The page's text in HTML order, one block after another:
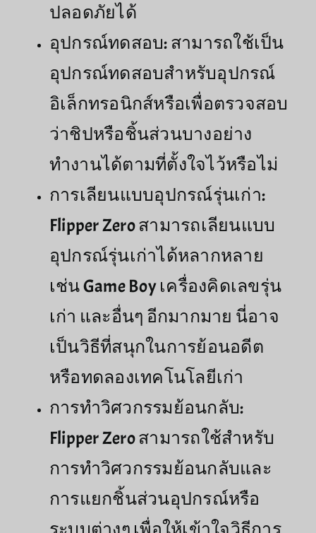
ปลอดภัยได้
อุปกรณ์ทดสอบ: สามารถใช้เป็น
อุปกรณ์ทดสอบสำหรับอุปกรณ์
อิเล็กทรอนิกส์หรือเพื่อตรวจสอบ
ว่าชิปหรือชิ้นส่วนบางอย่าง
ทำงานได้ตามที่ตั้งใจไว้หรือไม่
การเลียนแบบอุปกรณ์รุ่นเก่า:
Flipper Zero สามารถเลียนแบบ
อุปกรณ์รุ่นเก่าได้หลากหลาย
เช่น Game Boy เครื่องคิดเลขรุ่น
เก่า และอื่นๆ อีกมากมาย นี่อาจ
เป็นวิธีที่สนุกในการย้อนอดีต
หรือทดลองเทคโนโลยีเก่า
การทำวิศวกรรมย้อนกลับ:
Flipper Zero สามารถใช้สำหรับ
การทำวิศวกรรมย้อนกลับและ
การแยกชิ้นส่วนอุปกรณ์หรือ